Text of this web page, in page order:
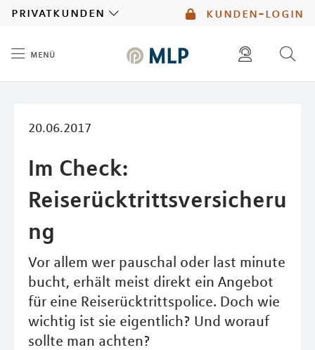
kunden-login
privatkunden
menü
20.06.2017
Im Check:
Reiserücktrittsversicheru
ng
Vor allem wer pauschal oder last minute
bucht, erhält meist direkt ein Angebot
für eine Reiserücktrittspolice. Doch wie
wichtig ist sie eigentlich? Und worauf
sollte man achten?